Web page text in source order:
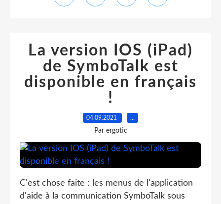
La version IOS (iPad)
de SymboTalk est
disponible en français
!
04.09.2021 …
Par ergotic
C'est chose faite : les menus de l'application
d'aide à la communication SymboTalk sous